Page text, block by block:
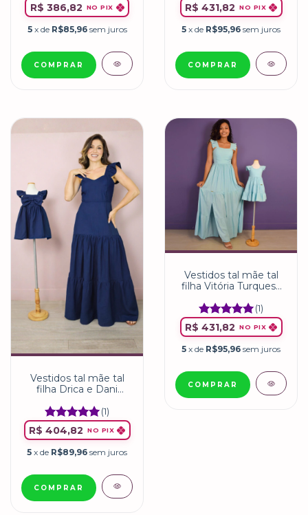
R$ 386,82 NO PIX
5 x de R$85,96 sem juros
COMPRAR
R$ 431,82 NO PIX
5 x de R$95,96 sem juros
COMPRAR
Vestidos tal mãe tal
filha Drica e Dani
(1)
R$ 404,82 NO PIX
5 x de R$89,96 sem juros
COMPRAR
Vestidos tal mãe tal
filha Vitória Turquesa
(1)
R$ 431,82 NO PIX
5 x de R$95,96 sem juros
COMPRAR